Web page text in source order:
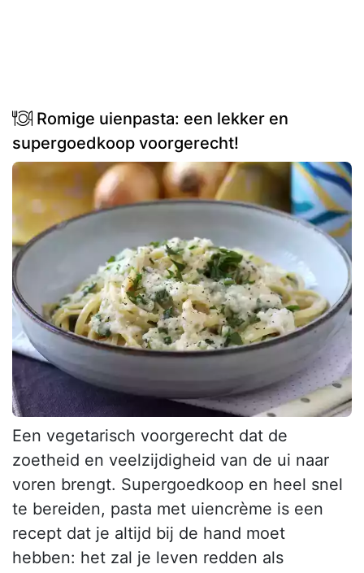
Romige uienpasta: een lekker en
supergoedkoop voorgerecht!
Een vegetarisch voorgerecht dat de
zoetheid en veelzijdigheid van de ui naar
voren brengt. Supergoedkoop en heel snel
te bereiden, pasta met uiencrème is een
recept dat je altijd bij de hand moet
hebben: het zal je leven redden als